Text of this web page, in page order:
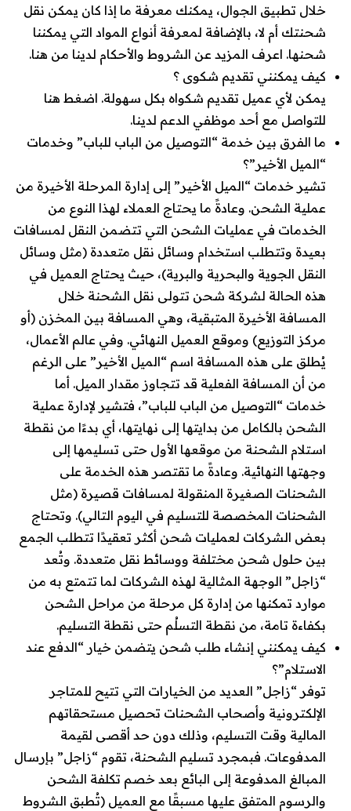
خلال تطبيق الجوال، يمكنك معرفة ما إذا كان يمكن نقل
شحنتك أم لا، بالإضافة لمعرفة أنواع المواد التي يمكننا
شحنها. اعرف المزيد عن الشروط والأحكام لدينا من هنا.
كيف يمكنني تقديم شكوى ؟
يمكن لأي عميل تقديم شكواه بكل سهولة. اضغط هنا
للتواصل مع أحد موظفي الدعم لدينا.
ما الفرق بين خدمة “التوصيل من الباب للباب” وخدمات
“الميل الأخير”؟
تشير خدمات “الميل الأخير” إلى إدارة المرحلة الأخيرة من
عملية الشحن. وعادةً ما يحتاج العملاء لهذا النوع من
الخدمات في عمليات الشحن التي تتضمن النقل لمسافات
بعيدة وتتطلب استخدام وسائل نقل متعددة (مثل وسائل
النقل الجوية والبحرية والبرية)، حيث يحتاج العميل في
هذه الحالة لشركة شحن تتولى نقل الشحنة خلال
المسافة الأخيرة المتبقية، وهي المسافة بين المخزن (أو
مركز التوزيع) وموقع العميل النهائي. وفي عالم الأعمال،
يُطلق على هذه المسافة اسم “الميل الأخير” على الرغم
من أن المسافة الفعلية قد تتجاوز مقدار الميل. أما
خدمات “التوصيل من الباب للباب”، فتشير لإدارة عملية
الشحن بالكامل من بدايتها إلى نهايتها، أي بدءًا من نقطة
استلام الشحنة من موقعها الأول حتى تسليمها إلى
وجهتها النهائية. وعادةً ما تقتصر هذه الخدمة على
الشحنات الصغيرة المنقولة لمسافات قصيرة (مثل
الشحنات المخصصة للتسليم في اليوم التالي). وتحتاج
بعض الشركات لعمليات شحن أكثر تعقيدًا تتطلب الجمع
بين حلول شحن مختلفة ووسائط نقل متعددة. وتُعد
“زاجل” الوجهة المثالية لهذه الشركات لما تتمتع به من
موارد تمكنها من إدارة كل مرحلة من مراحل الشحن
بكفاءة تامة، من نقطة التسلُم حتى نقطة التسليم.
كيف يمكنني إنشاء طلب شحن يتضمن خيار “الدفع عند
الاستلام”؟
توفر “زاجل” العديد من الخيارات التي تتيح للمتاجر
الإلكترونية وأصحاب الشحنات تحصيل مستحقاتهم
المالية وقت التسليم، وذلك دون حد أقصى لقيمة
المدفوعات. فبمجرد تسليم الشحنة، تقوم “زاجل” بإرسال
المبالغ المدفوعة إلى البائع بعد خصم تكلفة الشحن
والرسوم المتفق عليها مسبقًا مع العميل (تُطبق الشروط